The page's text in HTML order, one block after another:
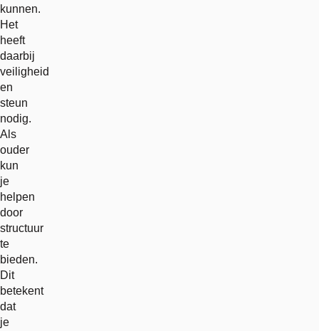
kunnen.
Het
heeft
daarbij
veiligheid
en
steun
nodig.
Als
ouder
kun
je
helpen
door
structuur
te
bieden.
Dit
betekent
dat
je